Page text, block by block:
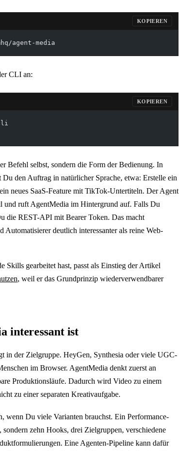
KOPIEREN
agent-media
CLI an:
KOPIEREN
Befehl selbst, sondern die Form der Bedienung. In
den Auftrag in natürlicher Sprache, etwa: Erstelle ein
neues SaaS-Feature mit TikTok-Untertiteln. Der Agent
und ruft AgentMedia im Hintergrund auf. Falls Du
die REST-API mit Bearer Token. Das macht
deutlich interessanter als reine Web-
Skills gearbeitet hast, passt als Einstieg der Artikel
, weil er das Grundprinzip wiederverwendbarer
interessant ist
in der Zielgruppe. HeyGen, Synthesia oder viele UGC-
im Browser. AgentMedia denkt zuerst an
Produktionsläufe. Dadurch wird Video zu einem
zu einer separaten Kreativaufgabe.
wenn Du viele Varianten brauchst. Ein Performance-
zehn Hooks, drei Zielgruppen, verschiedene
Eine Agenten-Pipeline kann dafür